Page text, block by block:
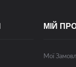
МІЙ
Мої